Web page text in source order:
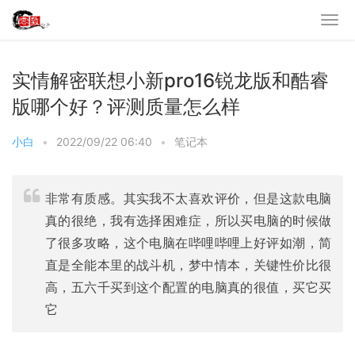
实情解密联想小新pro16锐龙版和酷睿
版哪个好？评测质量怎么样
小白 • 2022/09/22 06:40 • 笔记本
非常有质感。其实我不太喜欢评价，但是这款电脑
真的很绝，我有选择困难症，所以买电脑的时候做
了很多攻略，这个电脑在哔哩哔哩上好评如潮，简
直是全能本里的战斗机，梦中情本，关键性价比很
高，五六千买到这个配置的电脑真的很值，买它买
它